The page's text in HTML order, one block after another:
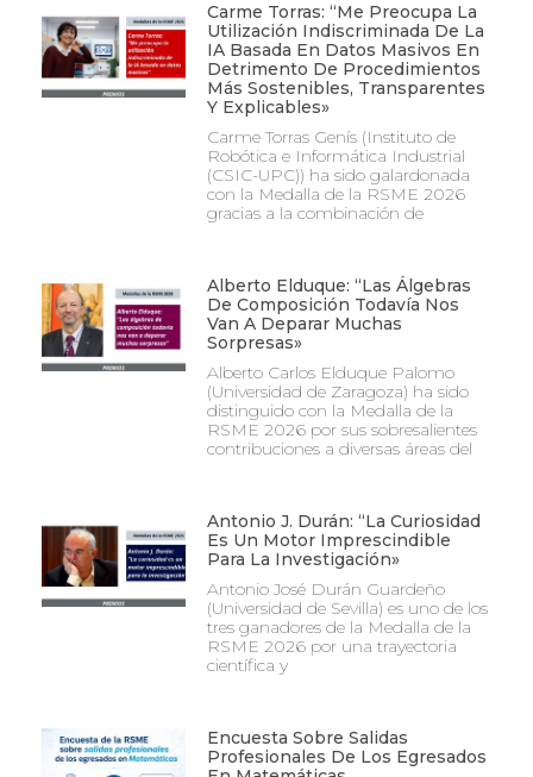
Carme Torras: “Me Preocupa La
Utilización Indiscriminada De La
IA Basada En Datos Masivos En
Detrimento De Procedimientos
Más Sostenibles, Transparentes
Y Explicables»
Carme Torras Genís (Instituto de
Robótica e Informática Industrial
(CSIC-UPC)) ha sido galardonada
con la Medalla de la RSME 2026
gracias a la combinación de
Alberto Elduque: “Las Álgebras
De Composición Todavía Nos
Van A Deparar Muchas
Sorpresas»
Alberto Carlos Elduque Palomo
(Universidad de Zaragoza) ha sido
distinguido con la Medalla de la
RSME 2026 por sus sobresalientes
contribuciones a diversas áreas del
Antonio J. Durán: “La Curiosidad
Es Un Motor Imprescindible
Para La Investigación»
Antonio José Durán Guardeño
(Universidad de Sevilla) es uno de los
tres ganadores de la Medalla de la
RSME 2026 por una trayectoria
científica y
Encuesta Sobre Salidas
Profesionales De Los Egresados